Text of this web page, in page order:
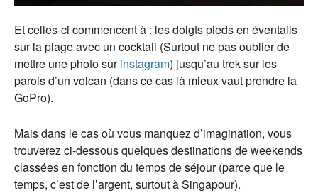
Et celles-ci commencent à : les doigts pieds en éventails
sur la plage avec un cocktail (Surtout ne pas oublier de
mettre une photo surinstagram) jusqu’au trek sur les
parois d’un volcan (dans ce cas là mieux vaut prendre la
GoPro).
Mais dans le cas où vous manquez d’imagination, vous
trouverez ci-dessous quelques destinations de weekends
classées en fonction du temps de séjour (parce que le
temps, c’est de l’argent, surtout à Singapour).